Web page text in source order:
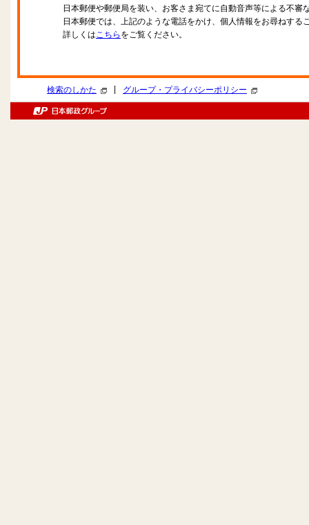
日本郵便や郵便局を装い、お客さま宛てに自動音声等による不審
日本郵便では、上記のような電話をかけ、個人情報をお尋ねする
詳しくはこちら をご覧ください。
検索のしかた グループ・プライバシーポリシー